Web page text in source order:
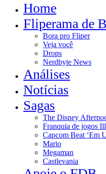
Home
Fliperama de
Bora pro Fliper
Veja você
Drops
Nerdbyte News
Análises
Notícias
Sagas
The Disney
Franquia de jogos
Capcom Beat ‘Em
Mario
Megaman
Castlevania